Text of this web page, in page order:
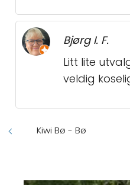
Bjørg I. F.
Litt lite
veldig
Kiwi Bø - Bø